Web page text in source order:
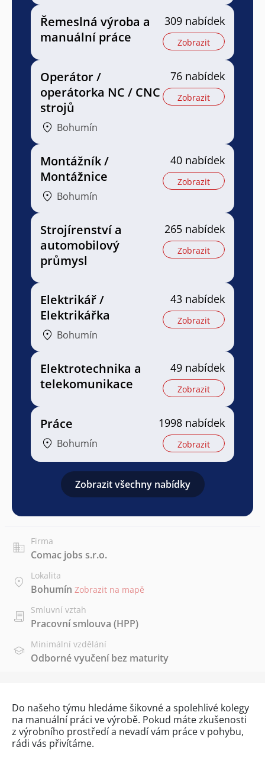
Řemeslná výroba a
manuální práce
309 nabídek
Zobrazit
Operátor /
operátorka NC / CNC
strojů
Bohumín
76 nabídek
Zobrazit
Montážník /
Montážnice
Bohumín
40 nabídek
Zobrazit
Strojírenství a
automobilový
průmysl
265 nabídek
Zobrazit
Elektrikář /
Elektrikářka
Bohumín
43 nabídek
Zobrazit
Elektrotechnika a
telekomunikace
49 nabídek
Zobrazit
Práce
Bohumín
1998 nabídek
Zobrazit
Zobrazit všechny nabídky
Firma
Comac jobs s.r.o.
Lokalita
Bohumín Zobrazit na mapě
Smluvní vztah
Pracovní smlouva (HPP)
Minimální vzdělání
Odborné vyučení bez maturity
Do našeho týmu hledáme šikovné a spolehlivé kolegy
na manuální práci ve výrobě. Pokud máte zkušenosti
z výrobního prostředí a nevadí vám práce v pohybu,
rádi vás přivítáme.